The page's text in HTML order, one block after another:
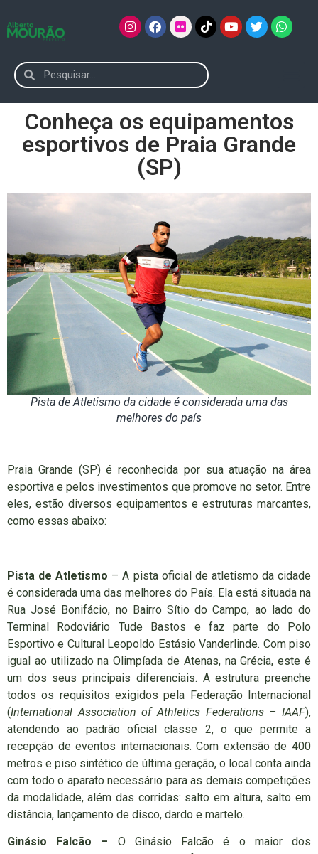
Conheça os equipamentos
esportivos de Praia Grande
(SP)
Pista de Atletismo da cidade é considerada uma das
melhores do país
Praia Grande (SP) é reconhecida por sua atuação na área
esportiva e pelos investimentos que promove no setor. Entre
eles, estão diversos equipamentos e estruturas marcantes,
como essas abaixo:
Pista de Atletismo – A pista oficial de atletismo da cidade
é considerada uma das melhores do País. Ela está situada na
Rua José Bonifácio, no Bairro Sítio do Campo, ao lado do
Terminal Rodoviário Tude Bastos e faz parte do Polo
Esportivo e Cultural Leopoldo Estásio Vanderlinde. Com piso
igual ao utilizado na Olimpíada de Atenas, na Grécia, este é
um dos seus principais diferenciais. A estrutura preenche
todos os requisitos exigidos pela Federação Internacional
(International Association of Athletics Federations – IAAF),
atendendo ao padrão oficial classe 2, o que permite a
recepção de eventos internacionais. Com extensão de 400
metros e piso sintético de última geração, o local conta ainda
com todo o aparato necessário para as demais competições
da modalidade, além das corridas: salto em altura, salto em
distância, lançamento de disco, dardo e martelo.
Ginásio Falcão – O Ginásio Falcão é o maior dos